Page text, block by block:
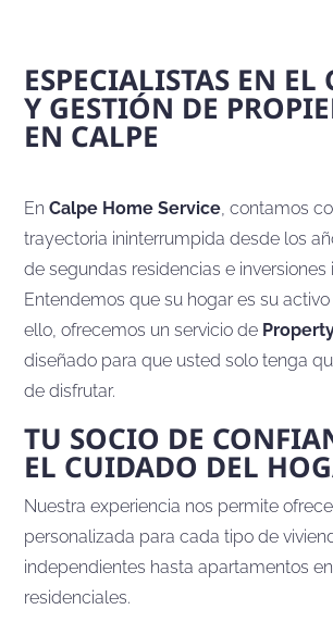
ESPECIALISTAS EN
Y GESTIÓN DE
EN CALPE
EnCalpe Home Service, contamos
trayectoria ininterrumpida desde los
de segundas residencias e inversiones
Entendemos que su hogar es su
ello, ofrecemos un servicio de
diseñado para que usted solo tenga
de disfrutar.
TU SOCIO DE
EL CUIDADO DEL
Nuestra experiencia nos permite
personalizada para cada tipo de
independientes hasta apartamentos
residenciales.